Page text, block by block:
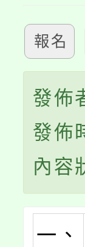
報名
發佈
發佈
內容
一、